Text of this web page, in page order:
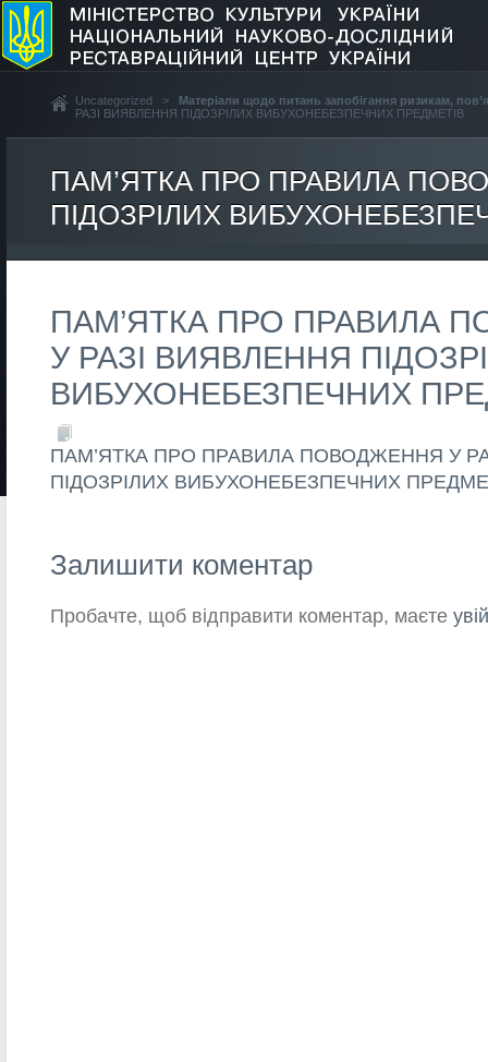
Uncategorized > Матеріали щодо питань запобігання ризикам,
РАЗІ ВИЯВЛЕННЯ ПІДОЗРІЛИХ ВИБУХОНЕБЕЗПЕЧНИХ ПРЕДМЕТІВ
ПАМ’ЯТКА ПРО ПРАВИЛА
ПІДОЗРІЛИХ
ПАМ’ЯТКА ПРО ПРАВИЛА
У РАЗІ ВИЯВЛЕННЯ
ВИБУХОНЕБЕЗПЕЧНИХ
ПАМ’ЯТКА ПРО ПРАВИЛА ПОВОДЖЕННЯ У
ПІДОЗРІЛИХ ВИБУХОНЕБЕЗПЕЧНИХ
Залишити коментар
Пробачте, щоб відправити коментар, маєте